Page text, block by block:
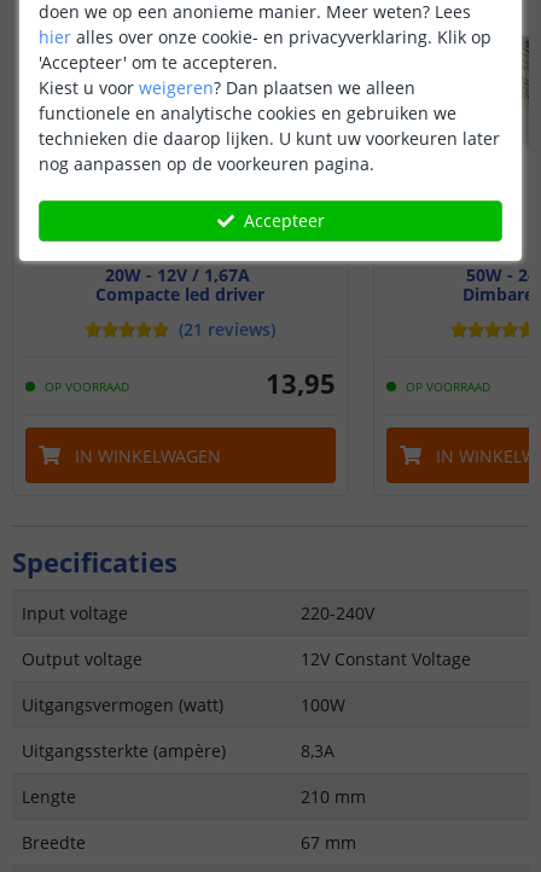
20W - 12V / 1,67A
Compacte led driver
(21 reviews)
OP VOORRAAD 13,95
IN WINKELWAGEN
50W -
Dimbare
OP VOORRAAD
IN
Specificaties
Input voltage
220-240V
Output voltage
12V Constant Voltage
Uitgangsvermogen (watt)
100W
Uitgangssterkte (ampère)
8,3A
Lengte
210 mm
Breedte
67 mm
doen we op een anonieme manier. Meer weten? Lees
hier alles over onze cookie- en privacyverklaring. Klik op
'Accepteer' om te accepteren.
Kiest u voor weigeren? Dan plaatsen we alleen
functionele en analytische cookies en gebruiken we
technieken die daarop lijken. U kunt uw voorkeuren later
nog aanpassen op de voorkeuren pagina.
Accepteer